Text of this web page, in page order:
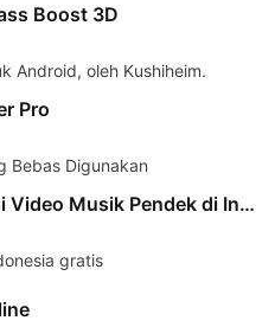
Boost 3D
Android, oleh Kushiheim.
Pro
Bebas Digunakan
Suaraku: Aplikasi Video Musik Pendek di Indonesia
gratis